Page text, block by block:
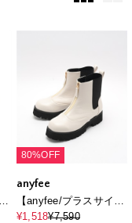
80%OFF
anyfee
【anyfee/プラスサイ
ズ】厚底センタージッ
¥1,518¥7,590